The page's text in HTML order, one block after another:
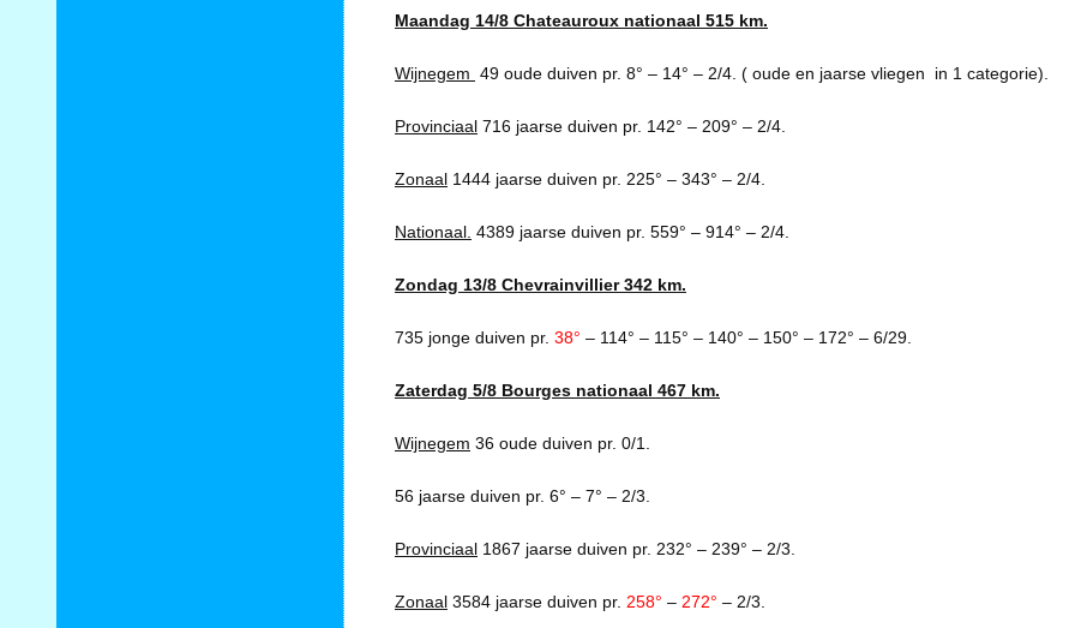
Maandag 14/8 Chateauroux nationaal 515 km.
Wijnegem 49 oude duiven pr. 8° – 14° – 2/4. ( oude en jaarse vliegen in 1 categorie).
Provinciaal 716 jaarse duiven pr. 142° – 209° – 2/4.
Zonaal 1444 jaarse duiven pr. 225° – 343° – 2/4.
Nationaal. 4389 jaarse duiven pr. 559° – 914° – 2/4.
Zondag 13/8 Chevrainvillier 342 km.
735 jonge duiven pr. 38° – 114° – 115° – 140° – 150° – 172° – 6/29.
Zaterdag 5/8 Bourges nationaal 467 km.
Wijnegem 36 oude duiven pr. 0/1.
56 jaarse duiven pr. 6° – 7° – 2/3.
Provinciaal 1867 jaarse duiven pr. 232° – 239° – 2/3.
Zonaal 3584 jaarse duiven pr. 258° – 272° – 2/3.